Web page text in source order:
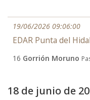
19/06/2026 09:06:00
EDAR Punta del
16 Gorrión Moruno
18 de junio de